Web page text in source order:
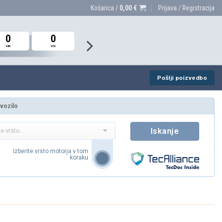
Košarica / 0,00 € Prijava / Registracija
0
MIN
0
SEK
0
MIN
0
SEK
0
MIN
0
SEK
Pošlji poizvedbo
Izberite vrsto motorja v tom
koraku
Iskanje